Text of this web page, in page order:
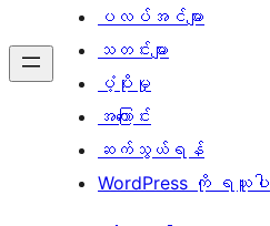
ပလပ်အင်များ
သတင်းများ
ပံ့ပိုးမှု
အကြောင်း
ဆက်သွယ်ရန်
WordPress ကို ရယူပါ